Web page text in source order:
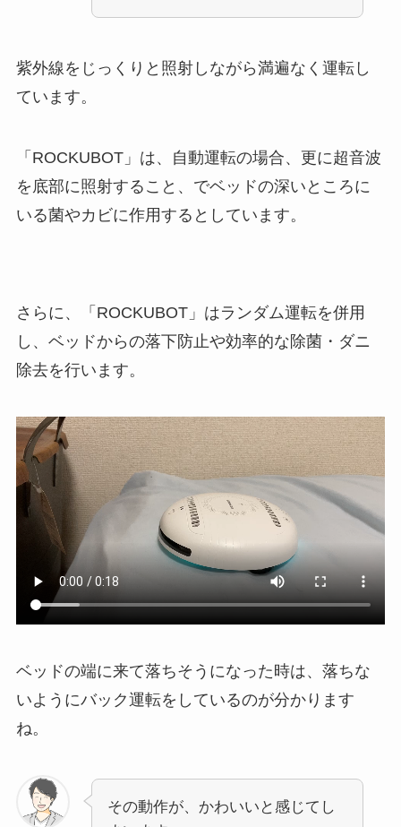
紫外線をじっくりと照射しながら満遍なく運転し
ています。
「ROCKUBOT」は、自動運転の場合、更に超音波
を底部に照射すること、でベッドの深いところに
いる菌やカビに作用するとしています。
さらに、「ROCKUBOT」はランダム運転を併用
し、ベッドからの落下防止や効率的な除菌・ダニ
除去を行います。
ベッドの端に来て落ちそうになった時は、落ちな
いようにバック運転をしているのが分かります
ね。
その動作が、かわいいと感じてし